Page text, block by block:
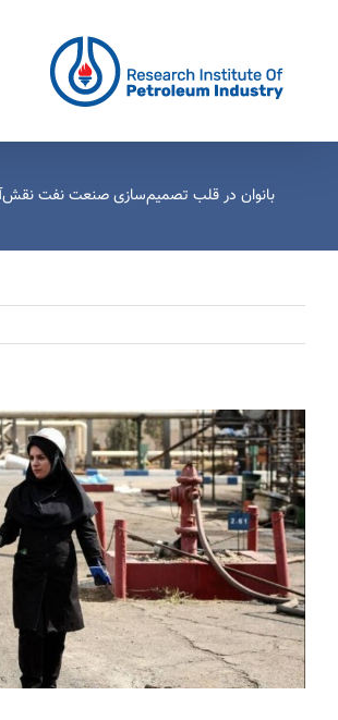
بانوان در قلب تصمیم‌سازی صنعت نفت
View
Larger
Image